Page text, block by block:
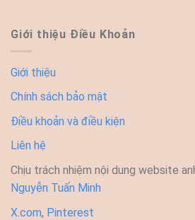
Giới thiệu Điều Khoản
Giới thiệu
Chính sách bảo mật
Điều khoản và điều kiện
Liên hệ
Chịu trách nhiệm nội dung website
Nguyễn Tuấn Minh
X.com, Pinterest